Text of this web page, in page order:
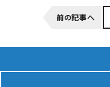
Course
School Life
前の記事へ